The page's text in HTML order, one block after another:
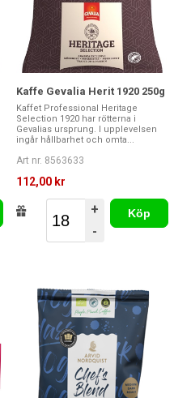
Kaffe Gevalia Herit 1920 250g
Kaffet Professional Heritage
Selection 1920 har rötterna i
Gevalias ursprung. I upplevelsen
ingår hållbarhet och omta...
Art nr. 8563633
112,00 kr
+
-
Köp